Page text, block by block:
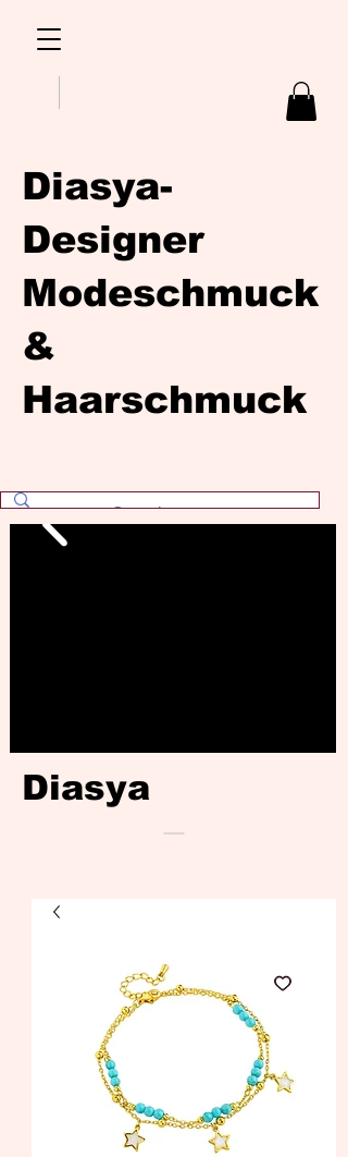
Diasya-
Designer
Modeschmuck
&
Haarschmuck
Diasya